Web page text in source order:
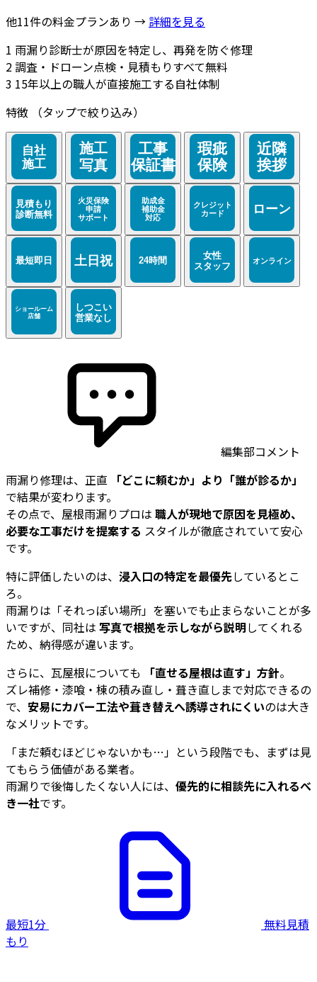
他11件の料金プランあり → 詳細を見る
1 雨漏り診断士が原因を特定し、再発を防ぐ修理
2調査・ドローン点検・見積もりすべて無料
3 15年以上の職人が直接施工する自社体制
特徴
（タップで絞り込み）
編集部コメント
雨漏り修理は、正直
「どこに頼むか」より「誰が診るか」
で結果が変わります。
その点で、屋根雨漏りプロは 職人が現地で原因を見極め、
必要な工事だけを提案する スタイルが徹底されていて安心
です。
特に評価したいのは、 浸入口の特定を最優先しているとこ
ろ。
雨漏りは「それっぽい場所」を塞いでも止まらないことが多
いですが、同社は 写真で根拠を示しながら説明してくれる
ため、納得感が違います。
さらに、瓦屋根についても
「直せる屋根は直す」方針。
ズレ補修・漆喰・棟の積み直し・葺き直しまで対応できるの
で、 安易にカバー工法や葺き替えへ誘導されにくいのは大き
なメリットです。
「まだ頼むほどじゃないかも…」という段階でも、まずは見
てもらう価値がある業者。
雨漏りで後悔したくない人には、 優先的に相談先に入れるべ
き一社です。
最短1分
無料見積
もり